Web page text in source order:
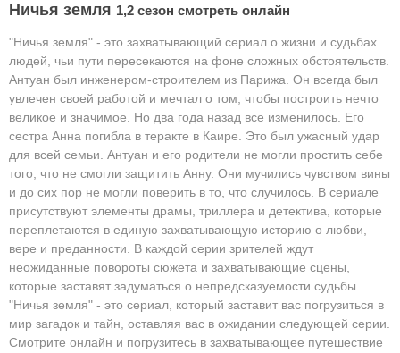
Ничья земля 1,2 сезон смотреть онлайн
"Ничья земля" - это захватывающий сериал о жизни и судьбах
людей, чьи пути пересекаются на фоне сложных обстоятельств.
Антуан был инженером-строителем из Парижа. Он всегда был
увлечен своей работой и мечтал о том, чтобы построить нечто
великое и значимое. Но два года назад все изменилось. Его
сестра Анна погибла в теракте в Каире. Это был ужасный удар
для всей семьи. Антуан и его родители не могли простить себе
того, что не смогли защитить Анну. Они мучились чувством вины
и до сих пор не могли поверить в то, что случилось. В сериале
присутствуют элементы драмы, триллера и детектива, которые
переплетаются в единую захватывающую историю о любви,
вере и преданности. В каждой серии зрителей ждут
неожиданные повороты сюжета и захватывающие сцены,
которые заставят задуматься о непредсказуемости судьбы.
"Ничья земля" - это сериал, который заставит вас погрузиться в
мир загадок и тайн, оставляя вас в ожидании следующей серии.
Смотрите онлайн и погрузитесь в захватывающее путешествие